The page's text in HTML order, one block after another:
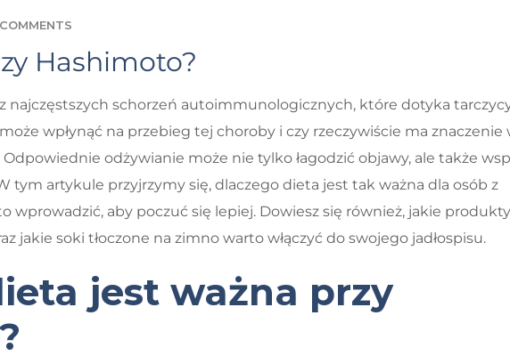
Hashimoto?
najczęstszych schorzeń autoimmunologicznych, które dotyka
wpłynąć na przebieg tej choroby i czy rzeczywiście ma znaczenie
odżywianie może nie tylko łagodzić objawy, ale także
tym artykule przyjrzymy się, dlaczego dieta jest tak ważna dla osób z
wprowadzić, aby poczuć się lepiej. Dowiesz się również, jakie
jakie soki tłoczone na zimno warto włączyć do swojego jadłospisu.
jest ważna przy